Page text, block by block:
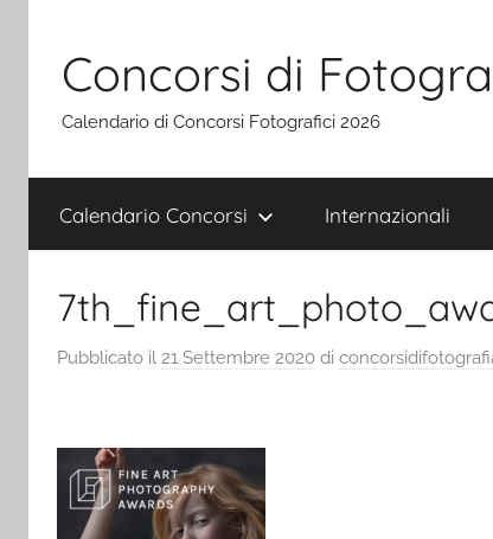
contenuto
Concorsi di
Calendario di Concorsi Fotografici 2026
Calendario Concorsi Internazionali
Pubblicato il 21 Settembre 2020 di